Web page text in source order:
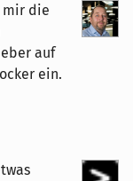
mir die
auf
ein.